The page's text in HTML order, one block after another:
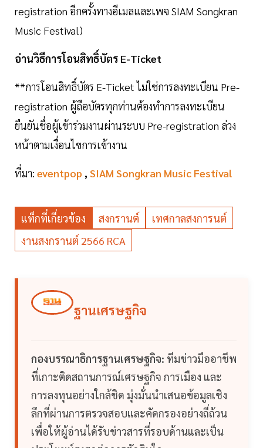
registration อีกครั้งทางอีเมลและเพจ SIAM Songkran
Music Festival)
อ่านวิธีการโอนสิทธิ์บัตร E-Ticket
**การโอนสิทธิ์บัตร E-Ticket ไม่ใช่การลงทะเบียน Pre-
registration ผู้ถือบัตรทุกท่านต้องทำการลงทะเบียน
ยืนยันชื่อผู้เข้าร่วมงานผ่านระบบ Pre-registration ล่วง
หน้าตามเงื่อนไขการเข้างาน
ที่มา: eventpop , SIAM Songkran Music Festival
แท็กที่เกี่ยวข้อง สงกรานต์
เทศกาลสงการนต์
งานสงกรานต์ 2566 RCA
ฐานเศรษฐกิจ
กองบรรณาธิการฐานเศรษฐกิจ: ทีมข่าวมืออาชีพ
ที่เกาะติดสถานการณ์เศรษฐกิจ การเมือง และ
การลงทุนอย่างใกล้ชิด มุ่งมั่นนำเสนอข้อมูลเชิง
ลึกที่ผ่านการตรวจสอบและคัดกรองอย่างถี่ถ้วน
เพื่อให้ผู้อ่านได้รับข่าวสารที่รอบด้านและเป็น